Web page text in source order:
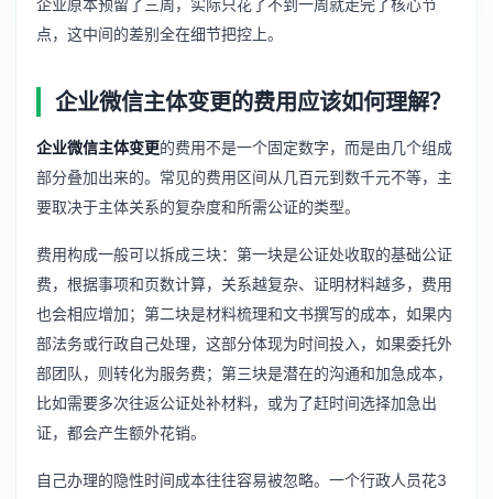
企业原本预留了三周，实际只花了不到一周就走完了核心节
点，这中间的差别全在细节把控上。
企业微信主体变更的费用应该如何理解？
企业微信主体变更的费用不是一个固定数字，而是由几个组成
部分叠加出来的。常见的费用区间从几百元到数千元不等，主
要取决于主体关系的复杂度和所需公证的类型。
费用构成一般可以拆成三块：第一块是公证处收取的基础公证
费，根据事项和页数计算，关系越复杂、证明材料越多，费用
也会相应增加；第二块是材料梳理和文书撰写的成本，如果内
部法务或行政自己处理，这部分体现为时间投入，如果委托外
部团队，则转化为服务费；第三块是潜在的沟通和加急成本，
比如需要多次往返公证处补材料，或为了赶时间选择加急出
证，都会产生额外花销。
自己办理的隐性时间成本往往容易被忽略。一个行政人员花3